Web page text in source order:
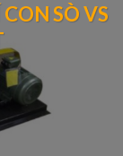
SÒ VS